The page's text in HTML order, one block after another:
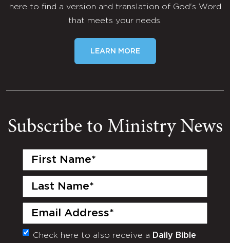
here to find a version and translation of God's Word
that meets your needs.
LEARN MORE
Subscribe to Ministry News
First
Last
Email
(Required)
Monthly
Check here to also receive a Daily Bible